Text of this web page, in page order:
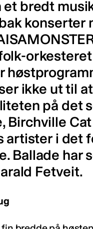
bredt
konserter
ikke ut til
på det
Birchville
artister i det
Ballade har
Fetveit.